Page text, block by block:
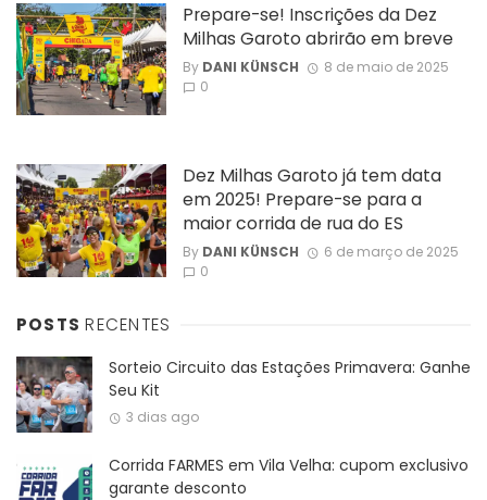
Prepare-se! Inscrições da Dez
Milhas Garoto abrirão em breve
By DANI KÜNSCH
8 de maio de 2025
0
Dez Milhas Garoto já tem data
em 2025! Prepare-se para a
maior corrida de rua do ES
By DANI KÜNSCH
6 de março de 2025
0
POSTSRECENTES
Sorteio Circuito das Estações Primavera: Ganhe
Seu Kit
3 dias ago
Corrida FARMES em Vila Velha: cupom exclusivo
garante desconto